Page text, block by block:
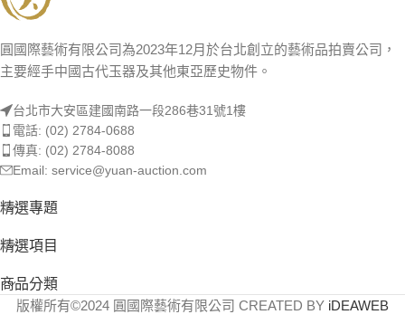
圓國際藝術有限公司為2023年12月於台北創立的藝術品拍賣公司，
主要經手中國古代玉器及其他東亞歷史物件。
台北市大安區建國南路一段286巷31號1樓
電話: (02) 2784-0688
傳真: (02) 2784-8088
Email: service@yuan-auction.com
精選專題
精選項目
商品分類
版權所有©2024 圓國際藝術有限公司 CREATED BY iDEAWEB